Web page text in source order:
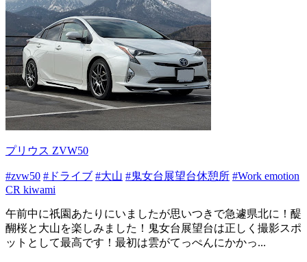
プリウス ZVW50
#zvw50 #ドライブ #大山 #鬼女台展望台休憩所 #Work emotion
CR kiwami
午前中に祇園あたりにいましたが思いつきで急遽県北に！醍
醐桜と大山を楽しみました！鬼女台展望台は正しく撮影スポ
ットとして最高です！最初は雲がてっぺんにかかっ...